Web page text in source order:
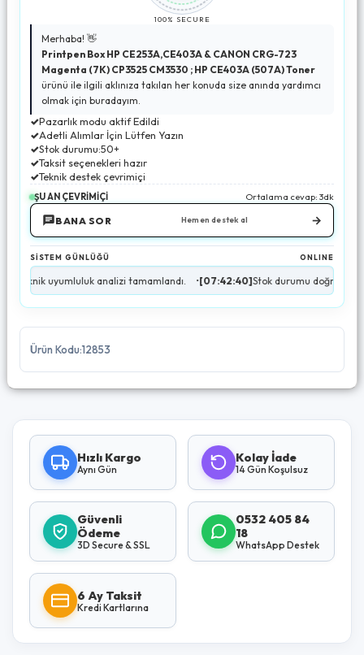
100% SECURE
Merhaba! 👋
Printpen Box HP CE253A,CE403A & CANON CRG-723
Magenta (7K) CP3525 CM3530 ; HP CE403A (507A) Toner
ürünü ile ilgili aklınıza takılan her konuda size anında yardımcı
olmak için buradayım.
✓Pazarlık modu aktif Edildi
✓Adetli Alımlar İçin Lütfen Yazın
✓Stok durumu:50+
✓Taksit seçenekleri hazır
✓Teknik destek çevrimiçi
ŞU AN ÇEVRİMİÇİ Ortalama cevap: 3dk
BANA SOR Hemen destek al →
SİSTEM GÜNLÜĞÜ ONLINE
analizi tamamlandı. •[07:42:40]Stok durumu doğrulandı (50+ Adet
Ürün Kodu:12853
Hızlı Kargo
Aynı Gün
Kolay İade
14 Gün Koşulsuz
Güvenli
Ödeme
3D Secure & SSL
0532 405 84
18
WhatsApp Destek
6 Ay Taksit
Kredi Kartlarına